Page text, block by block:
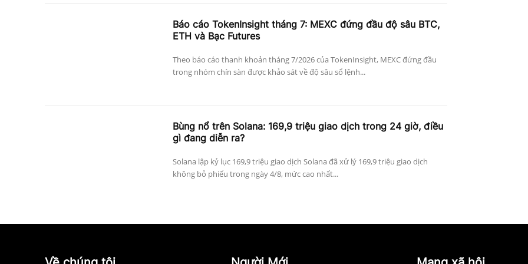
Báo cáo TokenInsight tháng 7: MEXC đứng đầu độ sâu BTC,
ETH và Bạc Futures
Theo báo cáo thanh khoản tháng 7/2026 của TokenInsight, MEXC đứng đầu
trong nhóm chín sàn được khảo sát về độ sâu sổ lệnh...
Bùng nổ trên Solana: 169,9 triệu giao dịch trong 24 giờ, điều
gì đang diễn ra?
Solana lập kỷ lục 169,9 triệu giao dịch Solana đã xử lý 169,9 triệu giao dịch
không bỏ phiếu trong ngày 4/8, mức cao nhất...